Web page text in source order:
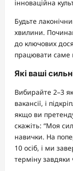
інноваційна
Будьте
хвилини.
до ключових
працювати саме
Які ваші
Вибирайте 2–3
вакансії, і
якщо ви
скажіть: “Моя
навички. На
10 осіб, і ми
терміну завдяки